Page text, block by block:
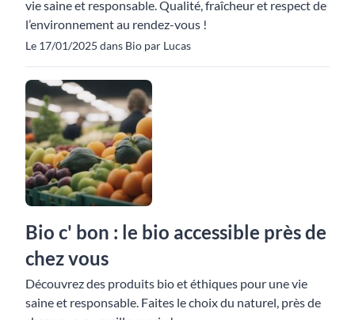
vie saine et responsable. Qualité, fraîcheur et respect de
l’environnement au rendez-vous !
Le 17/01/2025 dans Bio par Lucas
Bio c' bon : le bio accessible près de
chez vous
Découvrez des produits bio et éthiques pour une vie
saine et responsable. Faites le choix du naturel, près de